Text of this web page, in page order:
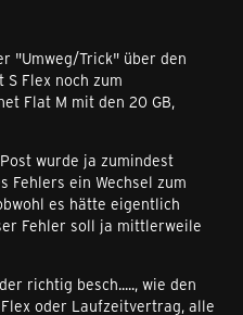
"Umweg/Trick" über den
Flex noch zum
Flat M mit den 20 GB,
wurde ja zumindest
Fehlers ein Wechsel zum
es hätte eigentlich
Fehler soll ja mittlerweile
richtig besch....., wie den
oder Laufzeitvertrag, alle